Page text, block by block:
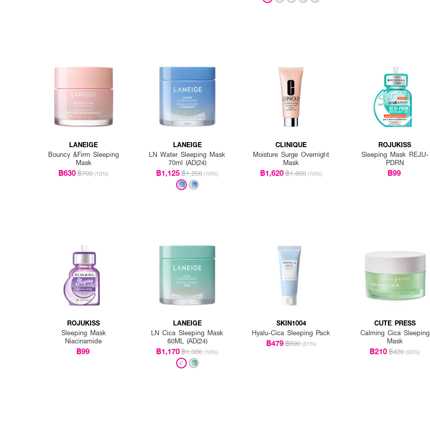
LANEIGE
Bouncy &Firm Sleeping
Mask
฿630฿700 (10%)
LANEIGE
LN Water Sleeping Mask
70ml (AD(24)
฿1,125฿1,250 (10%)
CLINIQUE
Moisture Surge Overnight
Mask
฿1,620฿1,800 (10%)
ROJUKISS
Sleeping Mask REJU-
PDRN
฿99
ROJUKISS
Sleeping Mask
Niacinamide
฿99
LANEIGE
LN Cica Sleeping Mask
60ML (AD(24)
฿1,170฿1,300 (10%)
SKIN1004
Hyalu-Cica Sleeping Pack
฿479฿690 (31%)
CUTE PRESS
Calming Cica Sleeping
Mask
฿210฿420 (50%)